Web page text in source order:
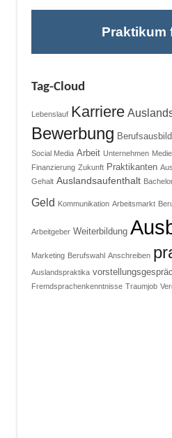
Praktikum
Tag-Cloud
Lebenslauf Karriere
Bewerbung
Social Media Arbeit Unternehmen
Finanzierung Zukunft Praktikanten
Gehalt Auslandsaufenthalt
Geld Kommunikation Arbeitsmarkt
Arbeitgeber Weiterbildung
Marketing Berufswahl Anschreiben
Auslandspraktika
Fremdsprachenkenntnisse Traumjob